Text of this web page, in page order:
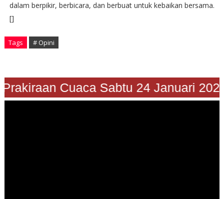
dalam berpikir, berbicara, dan berbuat untuk kebaikan bersama.
[]
Tags # Opini
Cuaca Sabtu 24 Januari 2026"